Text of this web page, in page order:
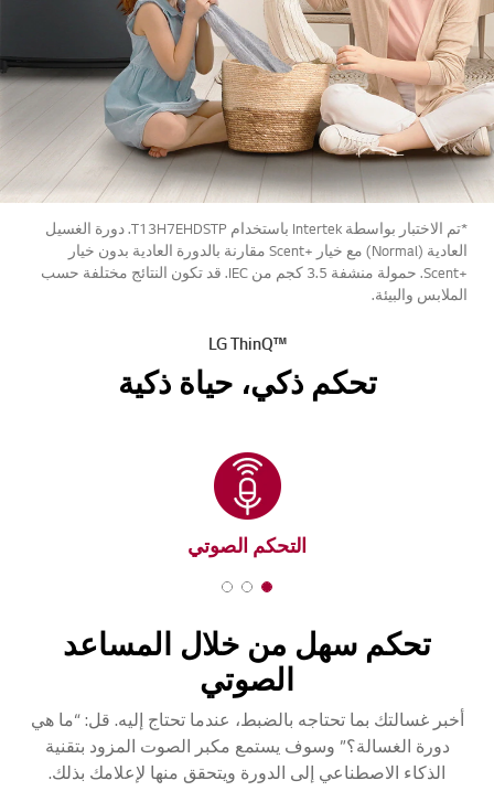
*تم الاختبار بواسطة Intertek باستخدام T13H7EHDSTP. دورة الغسيل
العادية (Normal) مع خيار +Scent مقارنة بالدورة العادية بدون خيار
+Scent. حمولة منشفة 3.5 كجم من IEC. قد تكون النتائج مختلفة حسب
الملابس والبيئة.
™LG ThinQ
تحكم ذكي، حياة ذكية
التحكم الصوتي
1
f
2
f
3
f
3
تحكم سهل من خلال المساعد
الصوتي
أخبر غسالتك بما تحتاجه بالضبط، عندما تحتاج إليه. قل: “ما هي
دورة الغسالة؟” وسوف يستمع مكبر الصوت المزود بتقنية
الذكاء الاصطناعي إلى الدورة ويتحقق منها لإعلامك بذلك.